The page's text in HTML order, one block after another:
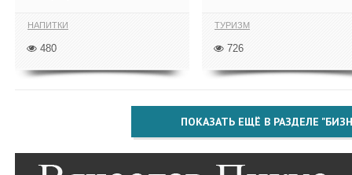
НАПИТКИ
480
ТУРИЗМ
726
ПОКАЗАТЬ ЕЩЁ В РАЗДЕЛЕ